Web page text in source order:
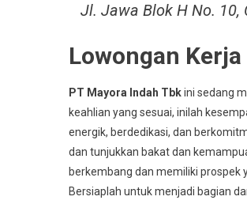
Jl. Jawa Blok H No. 10,
Lowongan
PT Mayora Indah Tbkini sedang
keahlian yang sesuai, inilah
energik, berdedikasi, dan
dan tunjukkan bakat dan
berkembang dan memiliki prospek
Bersiaplah untuk menjadi bagian